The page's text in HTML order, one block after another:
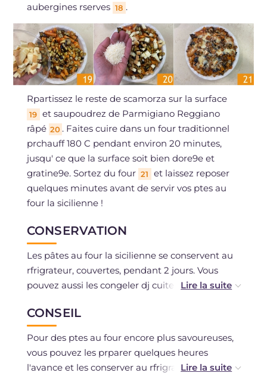
aubergines rserves 18 .
Rpartissez le reste de scamorza sur la surface
19 et saupoudrez de Parmigiano Reggiano
râpé 20 . Faites cuire dans un four traditionnel
prchauff 180 C pendant environ 20 minutes,
jusqu' ce que la surface soit bien dore9e et
gratine9e. Sortez du four 21
et laissez reposer
quelques minutes avant de servir vos ptes au
four la sicilienne !
CONSERVATION
Les pâtes au four la sicilienne se conservent au
rfrigrateur, couvertes, pendant 2 jours. Vous
pouvez aussi les congeler dj cuites en portions
CONSEIL
Pour des ptes au four encore plus savoureuses,
vous pouvez les prparer quelques heures
l'avance et les conserver au rfrigrateur avant la